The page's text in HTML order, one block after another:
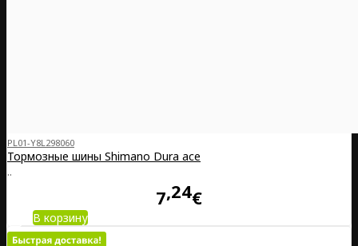
PL01-Y8L298060
Тормозные шины Shimano Dura ace
..
7 24€
В корзину